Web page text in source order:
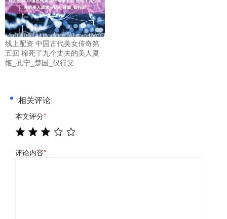
线上配资 中国古代美女传奇第
五回 榨死了九个丈夫的美人夏
姬_孔宁_楚国_仪行父
相关评论
本文评分*
评论内容*